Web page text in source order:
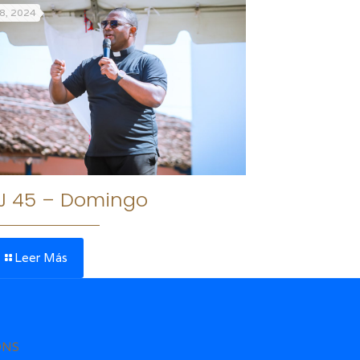
2024
45 – Domingo
Leer Más